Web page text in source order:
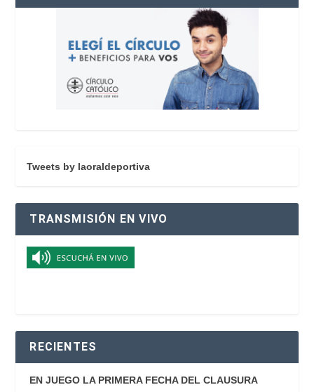
Tweets by laoraldeportiva
TRANSMISIÓN EN VIVO
RECIENTES
EN JUEGO LA PRIMERA FECHA DEL CLAUSURA